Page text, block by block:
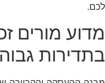
לכם.
מדוע מורים
בתדירות